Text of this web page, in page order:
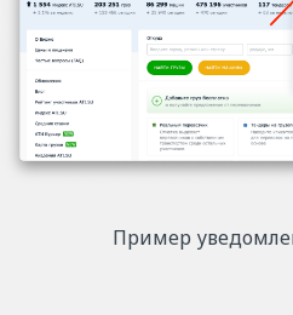
Пример